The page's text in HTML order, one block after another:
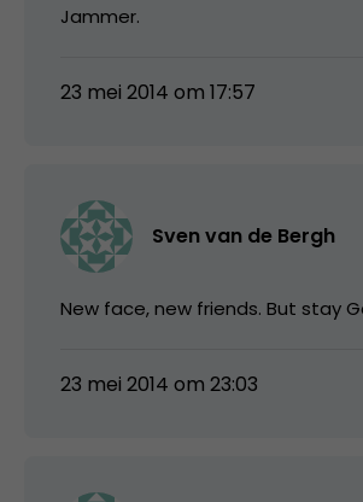
Jammer.
23 mei 2014 om 17:57
Sven van de Bergh
New face, new friends. But stay
23 mei 2014 om 23:03